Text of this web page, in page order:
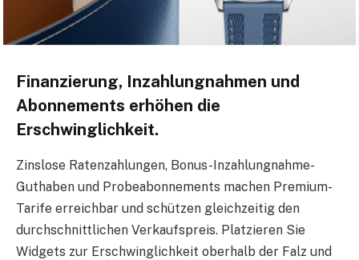
Finanzierung, Inzahlungnahmen und
Abonnements erhöhen die
Erschwinglichkeit.
Zinslose Ratenzahlungen, Bonus-Inzahlungnahme-
Guthaben und Probeabonnements machen Premium-
Tarife erreichbar und schützen gleichzeitig den
durchschnittlichen Verkaufspreis. Platzieren Sie
Widgets zur Erschwinglichkeit oberhalb der Falz und